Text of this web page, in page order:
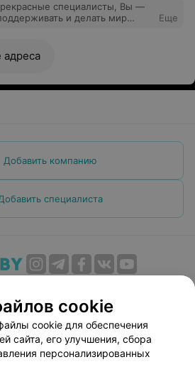
специалисты, Вы —
и делать мир
Еще
адреса
Добавить компанию
специалиста
Публичный договор
соглашение
Способы оплаты
Партнеры
cookie
cookie для обеспечения
сайта, его улучшения, сбора
персонализированных